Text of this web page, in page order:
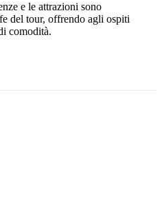
e le attrazioni sono
del tour, offrendo agli ospiti
comodità.